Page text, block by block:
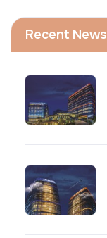
Recent News